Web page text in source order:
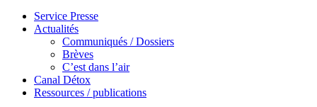
Service Presse
Actualités
Communiqués / Dossiers
Brèves
C’est dans l’air
Canal Détox
Ressources / publications